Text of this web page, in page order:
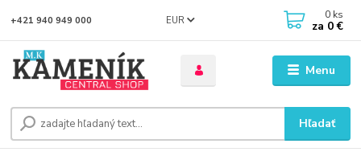
Menu
EUR
Hľadať
+421 940 949 000 0 ks
za 0 €